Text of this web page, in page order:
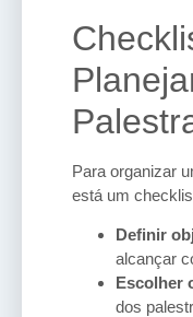
Para organizar
está um
Definir
alcançar
Escolher
dos